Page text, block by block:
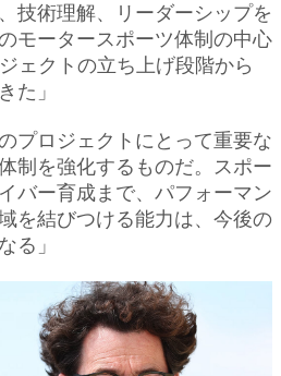
技術理解、リーダーシップを
モータースポーツ体制の中心
ェクトの立ち上げ段階から
た」
プロジェクトにとって重要な
制を強化するものだ。スポー
バー育成まで、パフォーマン
を結びつける能力は、今後の
る」